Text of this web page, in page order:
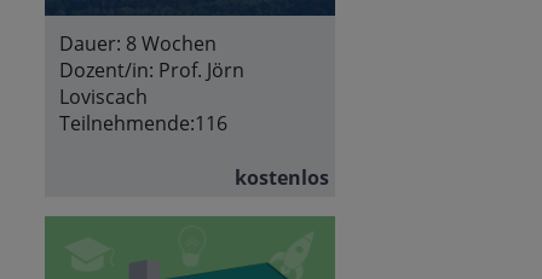
Dauer: 8 Wochen
Dozent/in: Prof. Jörn
Loviscach
Teilnehmende:116
kostenlos